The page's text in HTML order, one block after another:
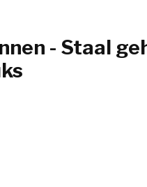
- Staal